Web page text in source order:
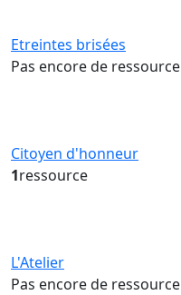
Etreintes brisées
Pas encore de ressource
Citoyen d'honneur
1ressource
L'Atelier
Pas encore de ressource